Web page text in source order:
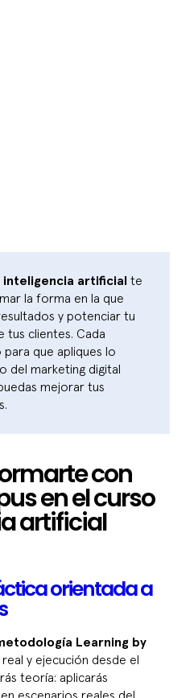
artificial te
la forma en la que
y potenciar tu
tus clientes. Cada
que apliques lo
del marketing digital
mejorar tus
con
en el curso
artificial
orientada a
Learning by
y ejecución desde el
teoría: aplicarás